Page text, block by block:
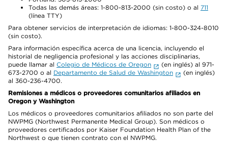
Todas las demás áreas: 1-800-813-2000 (sin costo) o al 711
(línea TTY)
Para obtener servicios de interpretación de idiomas: 1-800-324-8010
(sin costo).
Para información específica acerca de una licencia, incluyendo el
historial de negligencia profesional y las acciones disciplinarias,
puede llamar al Colegio de Médicos de Oregon
(en inglés) al 971-
673-2700 o al Departamento de Salud de Washington
(en inglés)
al 360-236-4700.
Remisiones a médicos o proveedores comunitarios afiliados en
Oregon y Washington
Los médicos o proveedores comunitarios afiliados no son parte del
NWPMG (Northwest Permanente Medical Group). Son médicos o
proveedores certificados por Kaiser Foundation Health Plan of the
Northwest o que tienen contrato con el NWPMG.